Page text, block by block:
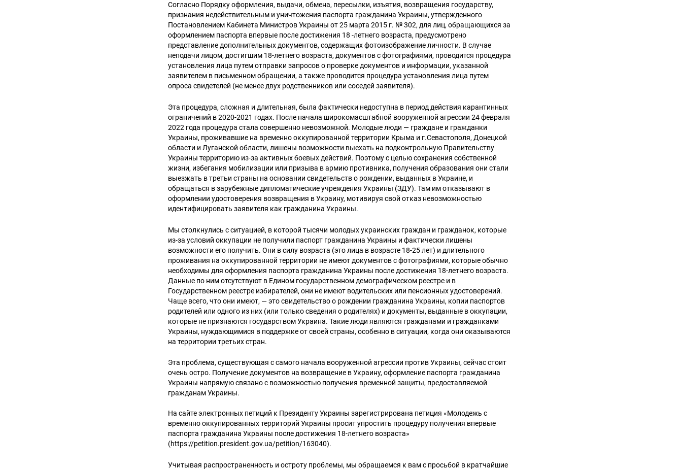
Согласно Порядку оформления, выдачи, обмена, пересылки, изъятия, возвращения государству,
признания недействительным и уничтожения паспорта гражданина Украины, утвержденного
Постановлением Кабинета Министров Украины от 25 марта 2015 г. № 302, для лиц, обращающихся за
оформлением паспорта впервые после достижения 18 -летнего возраста, предусмотрено
представление дополнительных документов, содержащих фотоизображение личности. В случае
неподачи лицом, достигшим 18-летнего возраста, документов с фотографиями, проводится процедура
установления лица путем отправки запросов о проверке документов и информации, указанной
заявителем в письменном обращении, а также проводится процедура установления лица путем
опроса свидетелей (не менее двух родственников или соседей заявителя).
Эта процедура, сложная и длительная, была фактически недоступна в период действия карантинных
ограничений в 2020-2021 годах. После начала широкомасштабной вооруженной агрессии 24 февраля
2022 года процедура стала совершенно невозможной. Молодые люди — граждане и гражданки
Украины, проживавшие на временно оккупированной территории Крыма и г.Севастополя, Донецкой
области и Луганской области, лишены возможности выехать на подконтрольную Правительству
Украины территорию из-за активных боевых действий. Поэтому с целью сохранения собственной
жизни, избегания мобилизации или призыва в армию противника, получения образования они стали
выезжать в третьи страны на основании свидетельств о рождении, выданных в Украине, и
обращаться в зарубежные дипломатические учреждения Украины (ЗДУ). Там им отказывают в
оформлении удостоверения возвращения в Украину, мотивируя свой отказ невозможностью
идентифицировать заявителя как гражданина Украины.
Мы столкнулись с ситуацией, в которой тысячи молодых украинских граждан и гражданок, которые
из-за условий оккупации не получили паспорт гражданина Украины и фактически лишены
возможности его получить. Они в силу возраста (это лица в возрасте 18-25 лет) и длительного
проживания на оккупированной территории не имеют документов с фотографиями, которые обычно
необходимы для оформления паспорта гражданина Украины после достижения 18-летнего возраста.
Данные по ним отсутствуют в Едином государственном демографическом реестре и в
Государственном реестре избирателей, они не имеют водительских или пенсионных удостоверений.
Чаще всего, что они имеют, — это свидетельство о рождении гражданина Украины, копии паспортов
родителей или одного из них (или только сведения о родителях) и документы, выданные в оккупации,
которые не признаются государством Украина. Такие люди являются гражданами и гражданками
Украины, нуждающимися в поддержке от своей страны, особенно в ситуации, когда они оказываются
на территории третьих стран.
Эта проблема, существующая с самого начала вооруженной агрессии против Украины, сейчас стоит
очень остро. Получение документов на возвращение в Украину, оформление паспорта гражданина
Украины напрямую связано с возможностью получения временной защиты, предоставляемой
гражданам Украины.
На сайте электронных петиций к Президенту Украины зарегистрирована петиция «Молодежь с
временно оккупированных территорий Украины просит упростить процедуру получения впервые
паспорта гражданина Украины после достижения 18-летнего возраста»
(https://petition.president.gov.ua/petition/163040).
Учитывая распространенность и остроту проблемы, мы обращаемся к вам с просьбой в кратчайшие